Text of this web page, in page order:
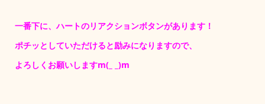
一番下に、ハートのリアクションボタンがあります！
ポチッとしていただけると励みになりますので、
よろしくお願いしますm(_ _)m